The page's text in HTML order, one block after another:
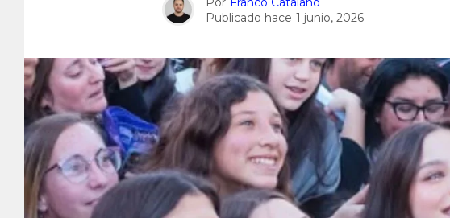
Publicado hace 1 junio, 2026